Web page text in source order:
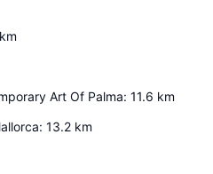
km
Art Of Palma: 11.6 km
: 13.2 km